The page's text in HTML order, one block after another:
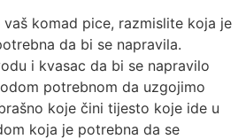
komad pice, razmislite koja je
da bi se napravila.
i kvasac da bi se napravilo
potrebnom da uzgojimo
koje čini tijesto koje ide u
koja je potrebna da se